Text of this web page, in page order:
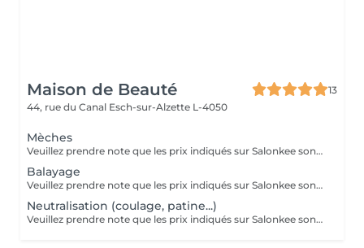
Maison de Beauté
13
44, rue du Canal Esch-sur-Alzette L-4050
Mèches
Veuillez prendre note que les prix indiqués sur Salonkee sont communiqués à titre informatif et s'entendent de base. Ces derniers sont susceptibles de varier selon le diagnostic réalisé à votre arrivée au salon et l'expertise du professionnel à qui vous confiez votre beauté. Dans tous les cas, un devis précis vous sera proposé et toutes réalisations de prestations seront effectuées avec votre accord. Un grand merci d'avance pour votre compréhension. Au plaisir de vous recevoir très vite.
Balayage
Veuillez prendre note que les prix indiqués sur Salonkee sont communiqués à titre informatif et s'entendent de base. Ces derniers sont susceptibles de varier selon le diagnostic réalisé à votre arrivée au salon et l'expertise du professionnel à qui vous confiez votre beauté. Dans tous les cas, un devis précis vous sera proposé et toutes réalisations de prestations seront effectuées avec votre accord. Un grand merci d'avance pour votre compréhension. Au plaisir de vous recevoir très vite.
Neutralisation (coulage, patine...)
Veuillez prendre note que les prix indiqués sur Salonkee sont communiqués à titre informatif et s'entendent de base. Ces derniers sont susceptibles de varier selon le diagnostic réalisé à votre arrivée au salon et l'expertise du professionnel à qui vous confiez votre beauté. Dans tous les cas, un devis précis vous sera proposé et toutes réalisations de prestations seront effectuées avec votre accord. Un grand merci d'avance pour votre compréhension. Au plaisir de vous recevoir très vite.